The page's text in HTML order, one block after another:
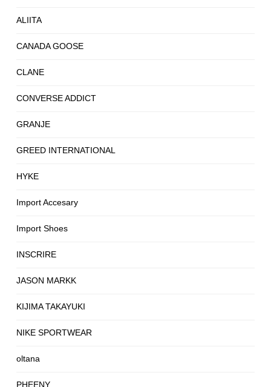
ALIITA
CANADA GOOSE
CLANE
CONVERSE ADDICT
GRANJE
GREED INTERNATIONAL
HYKE
Import Accesary
Import Shoes
INSCRIRE
JASON MARKK
KIJIMA TAKAYUKI
NIKE SPORTWEAR
oltana
PHEENY